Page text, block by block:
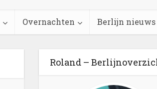
Overnachten Berlijn nieuws
Roland –